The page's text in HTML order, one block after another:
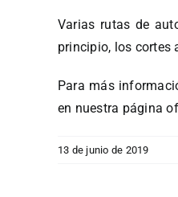
Varias rutas de
principio, los cortes
Para más
en nuestra página
13 de junio de 2019